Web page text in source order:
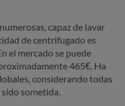
capaz de lavar
de centrifugado es
el mercado se puede
465€. Ha
considerando todas
sido sometida.